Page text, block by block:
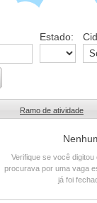
Estado:
Ramo de atividade
Verifique se você
procurava por uma vaga
já foi